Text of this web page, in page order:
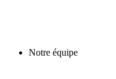
Notre équipe